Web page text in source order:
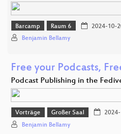
Barcamp Raum 6 2024-10-
Benjamin Bellamy
Free your Podcasts,
Podcast Publishing in the
Vorträge Großer Saal
Benjamin Bellamy